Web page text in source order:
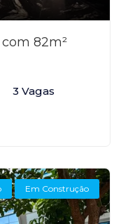
82m²
3 Vagas
Em Construção